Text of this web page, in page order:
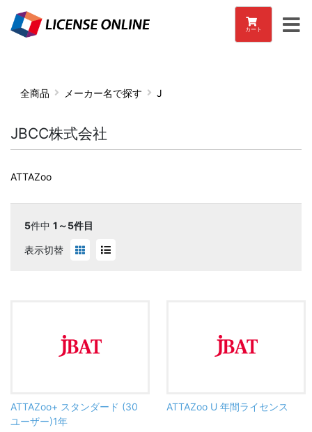
カート
全商品 メーカー名で探す J
JBCC株式会社
ATTAZoo
5件中 1～5件目
表示切替
ATTAZoo+ スタンダード (30
ユーザー)1年
ATTAZoo U 年間ライセンス